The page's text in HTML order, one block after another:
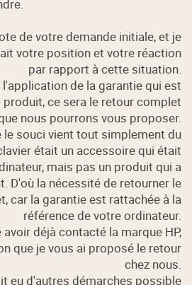
de votre demande initiale, et je
votre position et votre réaction
par rapport à cette situation.
de la garantie qui est
ce sera le retour complet
nous pourrons vous proposer.
le souci vient tout simplement du
était un accessoire qui était
mais pas un produit qui a
D'où la nécessité de retourner le
car la garantie est rattachée à la
référence de votre ordinateur.
déjà contacté la marque HP,
que je vous ai proposé le retour
chez nous.
eu d'autres démarches possible